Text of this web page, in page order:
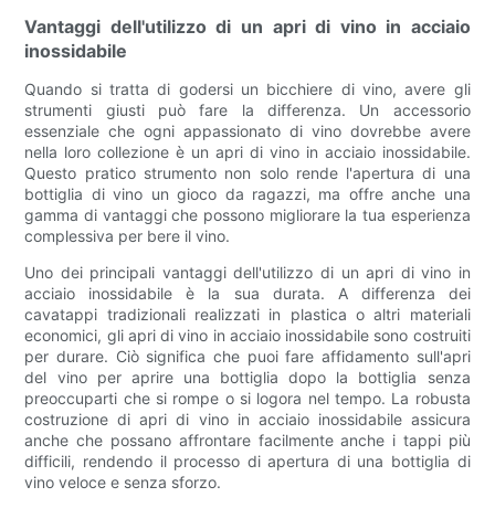
Vantaggi dell'utilizzo di un apri di vino in acciaio
inossidabile
Quando si tratta di godersi un bicchiere di vino, avere gli
strumenti giusti può fare la differenza. Un accessorio
essenziale che ogni appassionato di vino dovrebbe avere
nella loro collezione è un apri di vino in acciaio inossidabile.
Questo pratico strumento non solo rende l'apertura di una
bottiglia di vino un gioco da ragazzi, ma offre anche una
gamma di vantaggi che possono migliorare la tua esperienza
complessiva per bere il vino.
Uno dei principali vantaggi dell'utilizzo di un apri di vino in
acciaio inossidabile è la sua durata. A differenza dei
cavatappi tradizionali realizzati in plastica o altri materiali
economici, gli apri di vino in acciaio inossidabile sono costruiti
per durare. Ciò significa che puoi fare affidamento sull'apri
del vino per aprire una bottiglia dopo la bottiglia senza
preoccuparti che si rompe o si logora nel tempo. La robusta
costruzione di apri di vino in acciaio inossidabile assicura
anche che possano affrontare facilmente anche i tappi più
difficili, rendendo il processo di apertura di una bottiglia di
vino veloce e senza sforzo.